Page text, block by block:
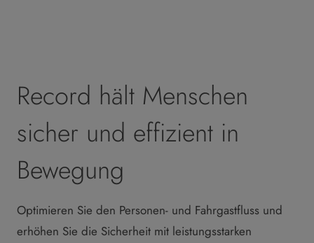
Record hält Menschen
sicher und effizient in
Bewegung
Optimieren Sie den Personen- und Fahrgastfluss und
erhöhen Sie die Sicherheit mit leistungsstarken